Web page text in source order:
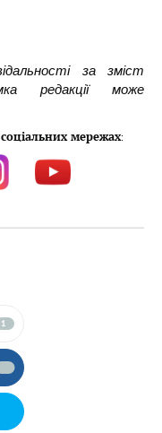
за зміст
редакції може
мережах:
1